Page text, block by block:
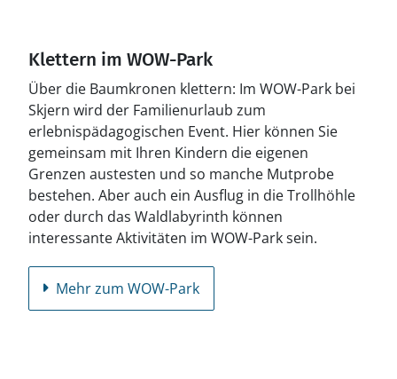
Klettern im WOW-Park
Über die Baumkronen klettern: Im WOW-Park bei
Skjern wird der Familienurlaub zum
erlebnispädagogischen Event. Hier können Sie
gemeinsam mit Ihren Kindern die eigenen
Grenzen austesten und so manche Mutprobe
bestehen. Aber auch ein Ausflug in die Trollhöhle
oder durch das Waldlabyrinth können
interessante Aktivitäten im WOW-Park sein.
Mehr zum WOW-Park